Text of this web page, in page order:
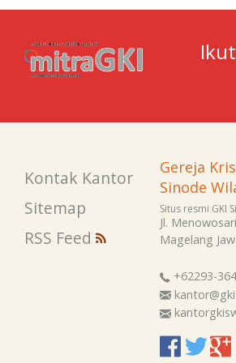
Kontak Kantor
Sitemap
RSS Feed
Gereja
Sinode
Situs resmi GKI
Jl.
Magelang
+62293-